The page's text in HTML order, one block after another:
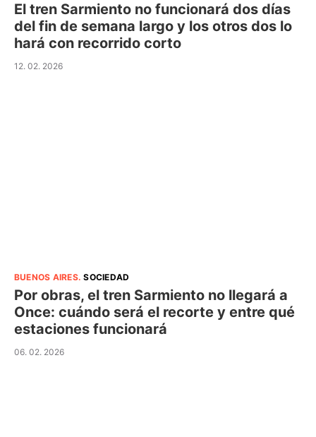
El tren Sarmiento no funcionará dos días
del fin de semana largo y los otros dos lo
hará con recorrido corto
12. 02. 2026
BUENOS AIRES.SOCIEDAD
Por obras, el tren Sarmiento no llegará a
Once: cuándo será el recorte y entre qué
estaciones funcionará
06. 02. 2026